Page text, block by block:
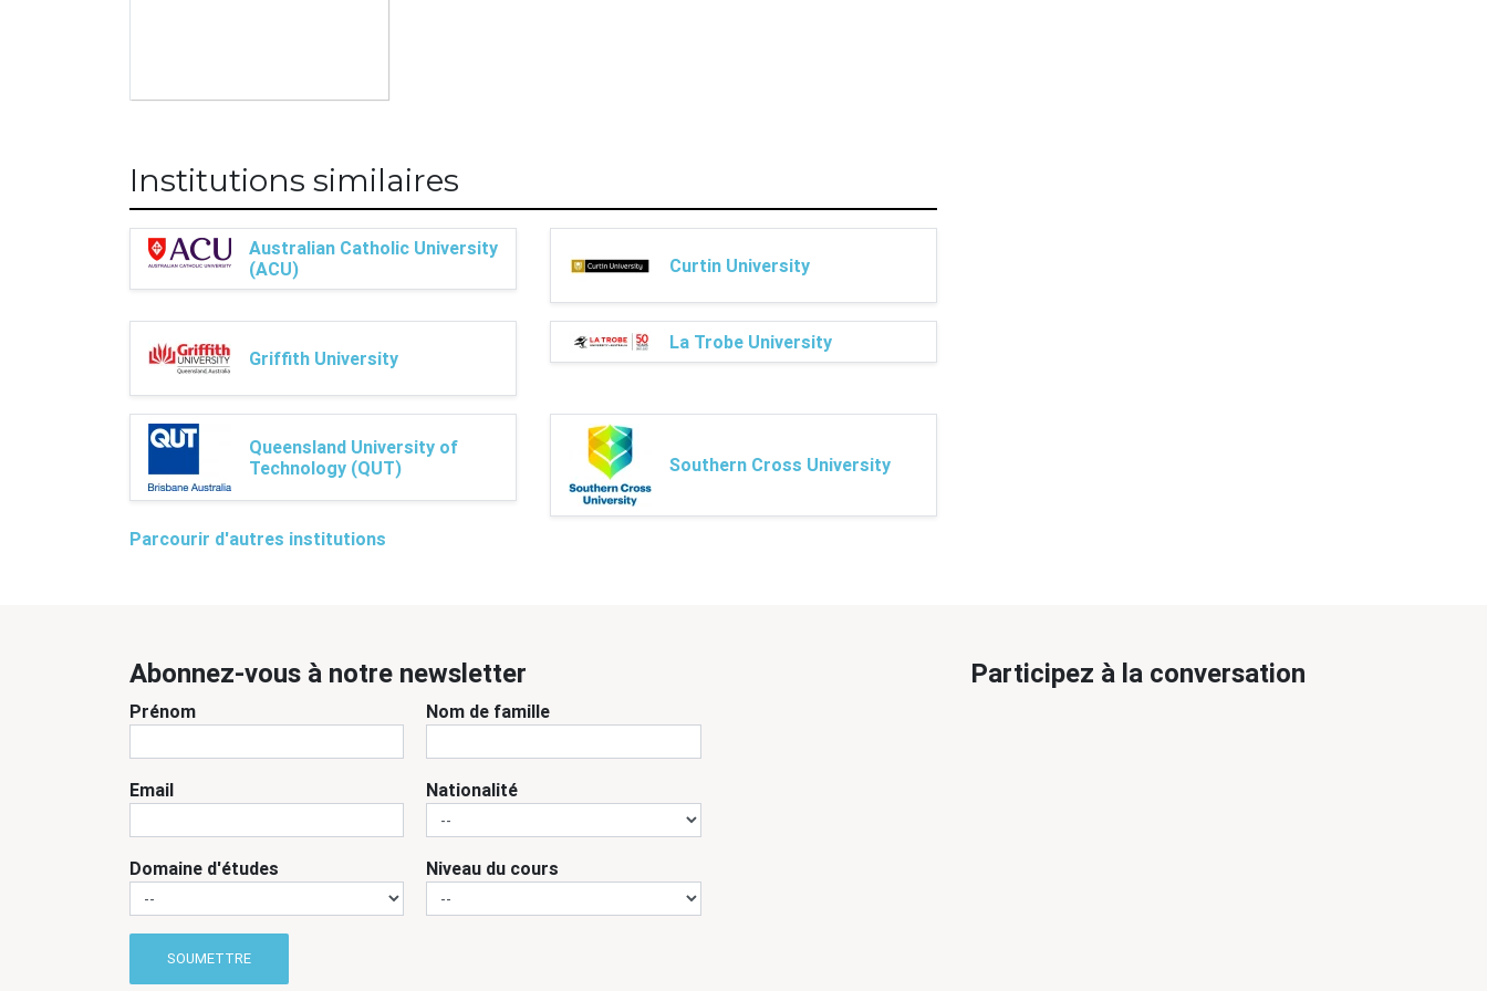
Institutions similaires
Australian Catholic University
(ACU)
Curtin University
Griffith University
La Trobe University
Queensland University of
Technology (QUT)
Southern Cross University
Parcourir d'autres institutions
Abonnez-vous à notre newsletter
Prénom Nom de famille
Email Nationalité
Domaine d'études Niveau du cours
SOUMETTRE
Participez à la conversation